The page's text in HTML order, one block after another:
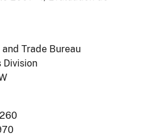
Trade Bureau
Division